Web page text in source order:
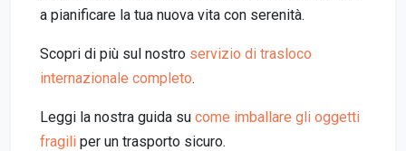
a pianificare la tua nuova vita con serenità.
Scopri di più sul nostro servizio di trasloco
internazionale completo.
Leggi la nostra guida su come imballare gli oggetti
fragili per un trasporto sicuro.